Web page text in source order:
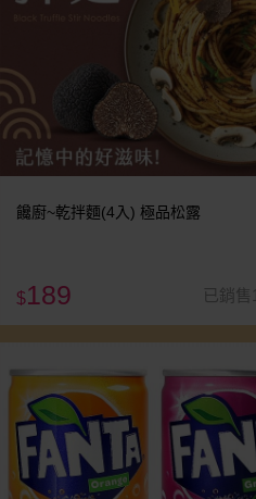
饞廚~乾拌麵(4入) 極品松露
$189 已銷售